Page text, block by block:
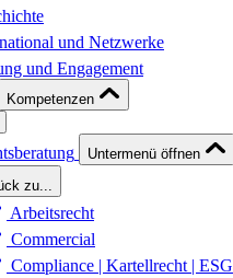
und Netzwerke
und Engagement
Kompetenzen
Untermenü öffnen
zu...
Arbeitsrecht
Commercial
Compliance | Kartellrecht | ESG